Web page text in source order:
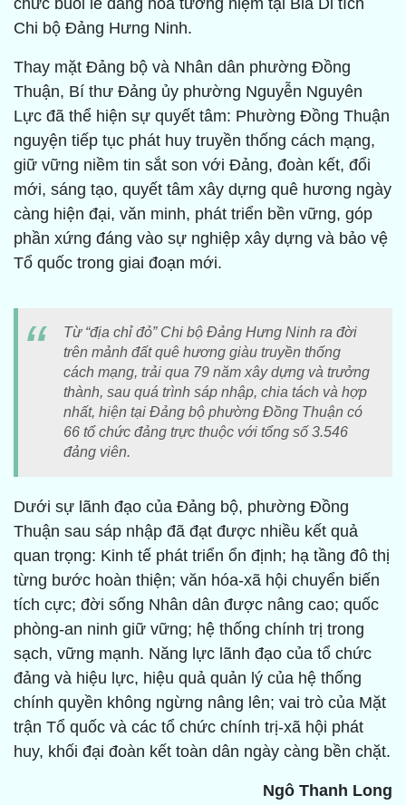
chức buổi lễ dâng hoa tưởng niệm tại Bia Di tích
Chi bộ Đảng Hưng Ninh.
Thay mặt Đảng bộ và Nhân dân phường Đồng
Thuận, Bí thư Đảng ủy phường Nguyễn Nguyên
Lực đã thể hiện sự quyết tâm: Phường Đồng Thuận
nguyện tiếp tục phát huy truyền thống cách mạng,
giữ vững niềm tin sắt son với Đảng, đoàn kết, đổi
mới, sáng tạo, quyết tâm xây dựng quê hương ngày
càng hiện đại, văn minh, phát triển bền vững, góp
phần xứng đáng vào sự nghiệp xây dựng và bảo vệ
Tổ quốc trong giai đoạn mới.
Từ “địa chỉ đỏ” Chi bộ Đảng Hưng Ninh ra đời
trên mảnh đất quê hương giàu truyền thống
cách mạng, trải qua 79 năm xây dựng và trưởng
thành, sau quá trình sáp nhập, chia tách và hợp
nhất, hiện tại Đảng bộ phường Đồng Thuận có
66 tổ chức đảng trực thuộc với tổng số 3.546
đảng viên.
Dưới sự lãnh đạo của Đảng bộ, phường Đồng
Thuận sau sáp nhập đã đạt được nhiều kết quả
quan trọng: Kinh tế phát triển ổn định; hạ tầng đô thị
từng bước hoàn thiện; văn hóa-xã hội chuyển biến
tích cực; đời sống Nhân dân được nâng cao; quốc
phòng-an ninh giữ vững; hệ thống chính trị trong
sạch, vững mạnh. Năng lực lãnh đạo của tổ chức
đảng và hiệu lực, hiệu quả quản lý của hệ thống
chính quyền không ngừng nâng lên; vai trò của Mặt
trận Tổ quốc và các tổ chức chính trị-xã hội phát
huy, khối đại đoàn kết toàn dân ngày càng bền chặt.
Ngô Thanh Long